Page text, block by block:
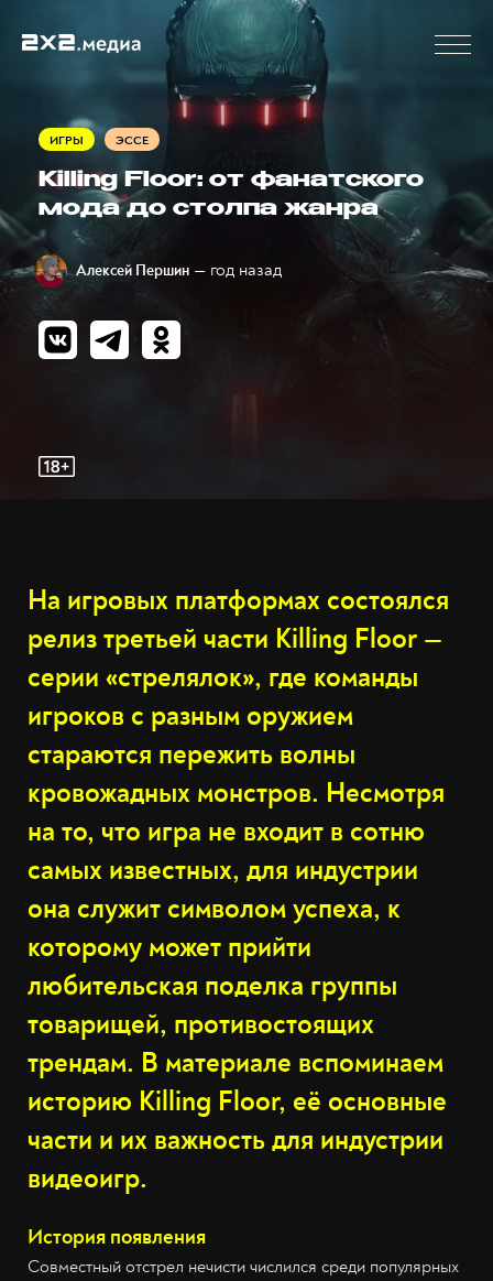
ИГРЫ ЭССЕ
Killing Floor: от фанатского
мода до столпа жанра
Алексей Першин — год назад
На игровых платформах состоялся
релиз третьей части Killing Floor —
серии «стрелялок», где команды
игроков с разным оружием
стараются пережить волны
кровожадных монстров. Несмотря
на то, что игра не входит в сотню
самых известных, для индустрии
она служит символом успеха, к
которому может прийти
любительская поделка группы
товарищей, противостоящих
трендам. В материале вспоминаем
историю Killing Floor, её основные
части и их важность для индустрии
видеоигр.
История появления
Совместный отстрел нечисти числился среди популярных